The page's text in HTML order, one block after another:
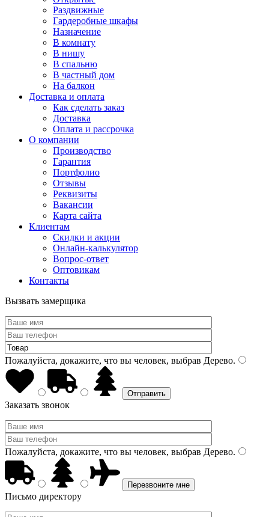
Раздвижные
Гардеробные шкафы
Назначение
В комнату
В нишу
В спальню
В частный дом
На балкон
Доставка и оплата
Как сделать заказ
Доставка
Оплата и рассрочка
О компании
Производство
Гарантия
Портфолио
Отзывы
Реквизиты
Вакансии
Карта сайта
Клиентам
Скидки и акции
Онлайн-калькулятор
Вопрос-ответ
Оптовикам
Контакты
Вызвать замерщика
Пожалуйста, докажите, что вы человек, выбрав Дерево.
Заказать звонок
Пожалуйста, докажите, что вы человек, выбрав Дерево.
Письмо директору